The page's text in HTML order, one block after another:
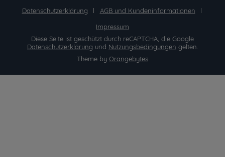
Datenschutzerklärung
AGB und Kundeninformationen
Impressum
Diese Seite ist geschützt durch reCAPTCHA, die Google
Datenschutzerklärung und Nutzungsbedingungen gelten.
Theme by Orangebytes